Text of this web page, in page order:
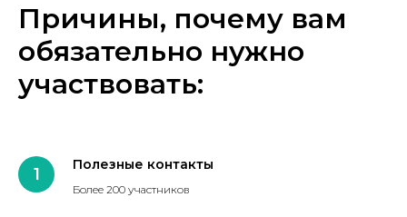
Причины, почему вам
обязательно нужно
участвовать:
Полезные контакты
Более 200 участников